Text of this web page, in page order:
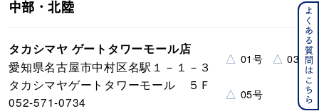
中部・北陸
タカシマヤ ゲートタワーモール店
愛知県名古屋市中村区名駅１－１－３
タカシマヤゲートタワーモール ５Ｆ
052-571-0734
△ 01号 △ 03号
△ 05号 よくある質問はこちら